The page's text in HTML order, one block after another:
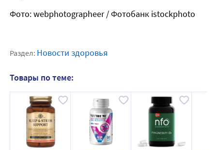
Фото: webphotographeer / Фотобанк istockphoto
Раздел: Новости здоровья
Товары по теме: